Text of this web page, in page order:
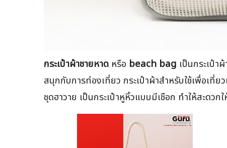
กระเป๋าผ้าชายหาด หรือ beach bag เป็นกระเป๋
สนุกกับการท่องเที่ยว กระเป๋าผ้าสำหรับใช้เพื่อเที่ย
ชุดฮาวาย เป็นกระเป๋าหูหิ้วแบบมีเชือก ทำให้สะดวก